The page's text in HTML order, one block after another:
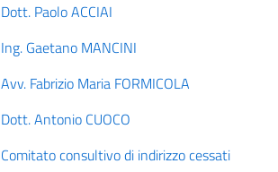
Dott. Paolo ACCIAI
Ing. Gaetano MANCINI
Avv. Fabrizio Maria FORMICOLA
Dott. Antonio CUOCO
Comitato consultivo di indirizzo cessati